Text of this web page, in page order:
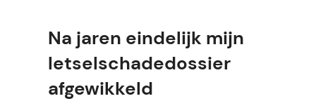
Na jaren eindelijk mijn
letselschadedossier
afgewikkeld